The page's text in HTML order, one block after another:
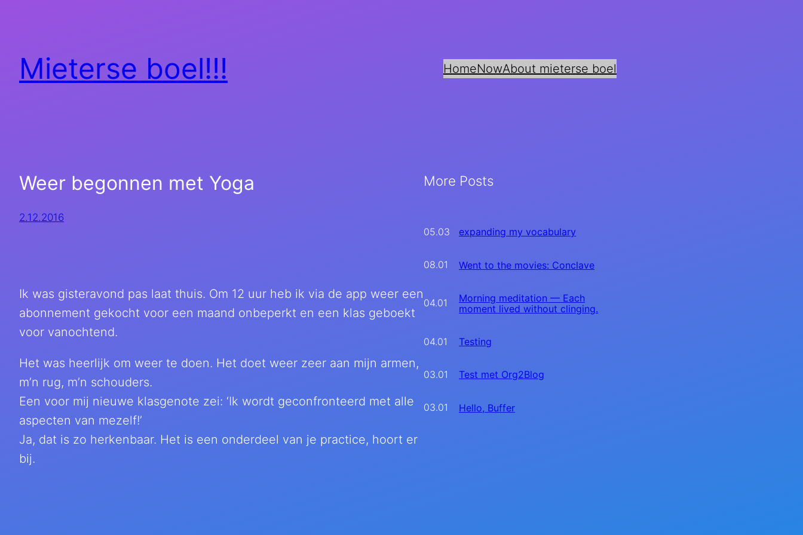
Mieterse boel!!! HomeNowAbout mieterse boel
Weer begonnen met Yoga
2.12.2016
Ik was gisteravond pas laat thuis. Om 12 uur heb ik via de app weer een
abonnement gekocht voor een maand onbeperkt en een klas geboekt
voor vanochtend.
Het was heerlijk om weer te doen. Het doet weer zeer aan mijn armen,
m’n rug, m’n schouders.
Een voor mij nieuwe klasgenote zei: ‘Ik wordt geconfronteerd met alle
aspecten van mezelf!’
Ja, dat is zo herkenbaar. Het is een onderdeel van je practice, hoort er
bij.
More Posts
05.03 expanding my vocabulary
08.01 Went to the movies: Conclave
04.01
Morning meditation — Each
moment lived without clinging.
04.01 Testing
03.01 Test met Org2Blog
03.01 Hello, Buffer